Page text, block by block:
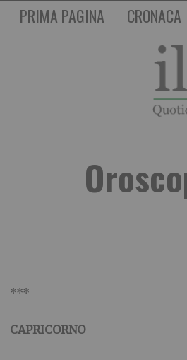
PRIMA PAGINA CRONACA
***
CAPRICORNO